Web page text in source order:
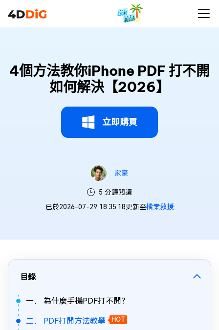
4個方法教你iPhone PDF 打不開
如何解決【2026】
立即購買
家豪
5 分鐘閱讀
已於2026-07-29 18:35:18更新至檔案救援
目錄
一、 為什麼手機PDF打不開？
二、 PDF打開方法教學 HOT